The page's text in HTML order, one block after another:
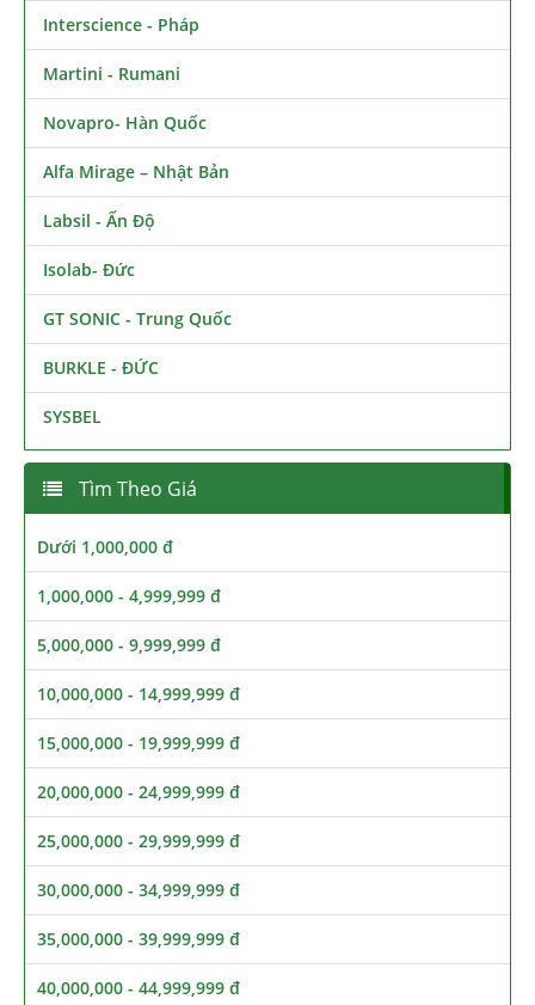
Interscience - Pháp
Martini - Rumani
Novapro- Hàn Quốc
Alfa Mirage – Nhật Bản
Labsil - Ấn Độ
Isolab- Đức
GT SONIC - Trung Quốc
BURKLE - ĐỨC
SYSBEL
Tìm Theo Giá
Dưới 1,000,000 đ
1,000,000 - 4,999,999 đ
5,000,000 - 9,999,999 đ
10,000,000 - 14,999,999 đ
15,000,000 - 19,999,999 đ
20,000,000 - 24,999,999 đ
25,000,000 - 29,999,999 đ
30,000,000 - 34,999,999 đ
35,000,000 - 39,999,999 đ
40,000,000 - 44,999,999 đ